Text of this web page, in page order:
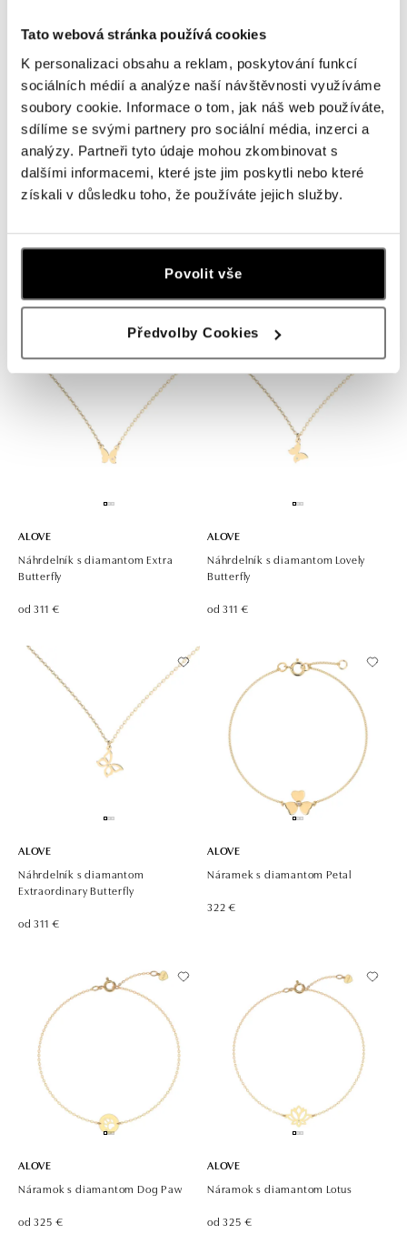
Tato webová stránka používá cookies
K personalizaci obsahu a reklam, poskytování funkcí
sociálních médií a analýze naší návštěvnosti využíváme
soubory cookie. Informace o tom, jak náš web používáte,
sdílíme se svými partnery pro sociální média, inzerci a
analýzy. Partneři tyto údaje mohou zkombinovat s
dalšími informacemi, které jste jim poskytli nebo které
získali v důsledku toho, že používáte jejich služby.
Povolit vše
Předvolby Cookies
Náramok s diamantom Diamond
Náhrdelník s diamantom Butterfly
od 296 €
ALOVE
Náhrdelník s diamantom Extra
Butterfly
od 311 €
ALOVE
Náhrdelník s diamantom Lovely
Butterfly
od 311 €
ALOVE
Náhrdelník s diamantom
Extraordinary Butterfly
od 311 €
ALOVE
Náramek s diamantom Petal
322 €
ALOVE
Náramok s diamantom Dog Paw
od 325 €
ALOVE
Náramok s diamantom Lotus
od 325 €